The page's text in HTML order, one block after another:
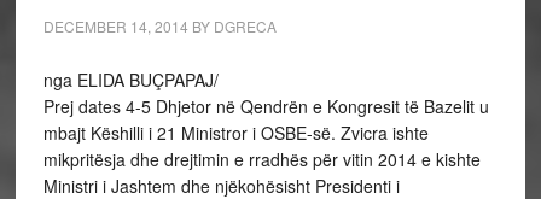
DECEMBER 14, 2014 BY DGRECA
nga ELIDA BUÇPAPAJ/
Prej dates 4-5 Dhjetor në Qendrën e Kongresit të Bazelit u
mbajt Këshilli i 21 Ministror i OSBE-së. Zvicra ishte
mikpritësja dhe drejtimin e rradhës për vitin 2014 e kishte
Ministri i Jashtem dhe njëkohësisht Presidenti i